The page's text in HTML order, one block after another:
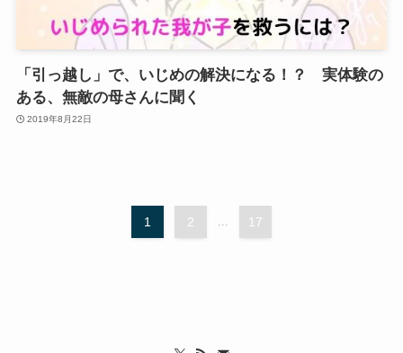
「引っ越し」で、いじめの解決になる！？ 実体験の
ある、無敵の母さんに聞く
2019年8月22日
1 2 17